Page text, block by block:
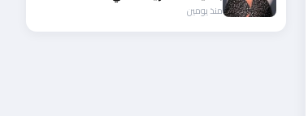
منذ يومين